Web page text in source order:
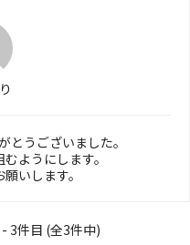
とうございました。
ようにします。
いします。
3件目 (全3件中)